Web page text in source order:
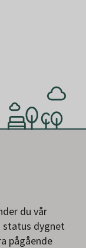
du vår
status dygnet
pågående